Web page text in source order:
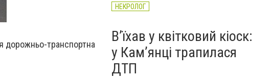
дорожньо-транспортна
НЕКРОЛОГ
Вʼїхав у квітковий кіоск:
у Камʼянці трапилася
ДТП